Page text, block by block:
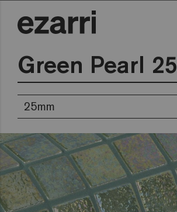
Green Pearl 25
25mm